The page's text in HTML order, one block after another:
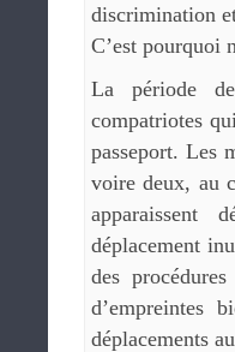
discrimination
C’est pourquoi
La période
compatriotes
passeport. Les
voire deux, au
apparaissent
déplacement
des
d’empreintes
déplacements